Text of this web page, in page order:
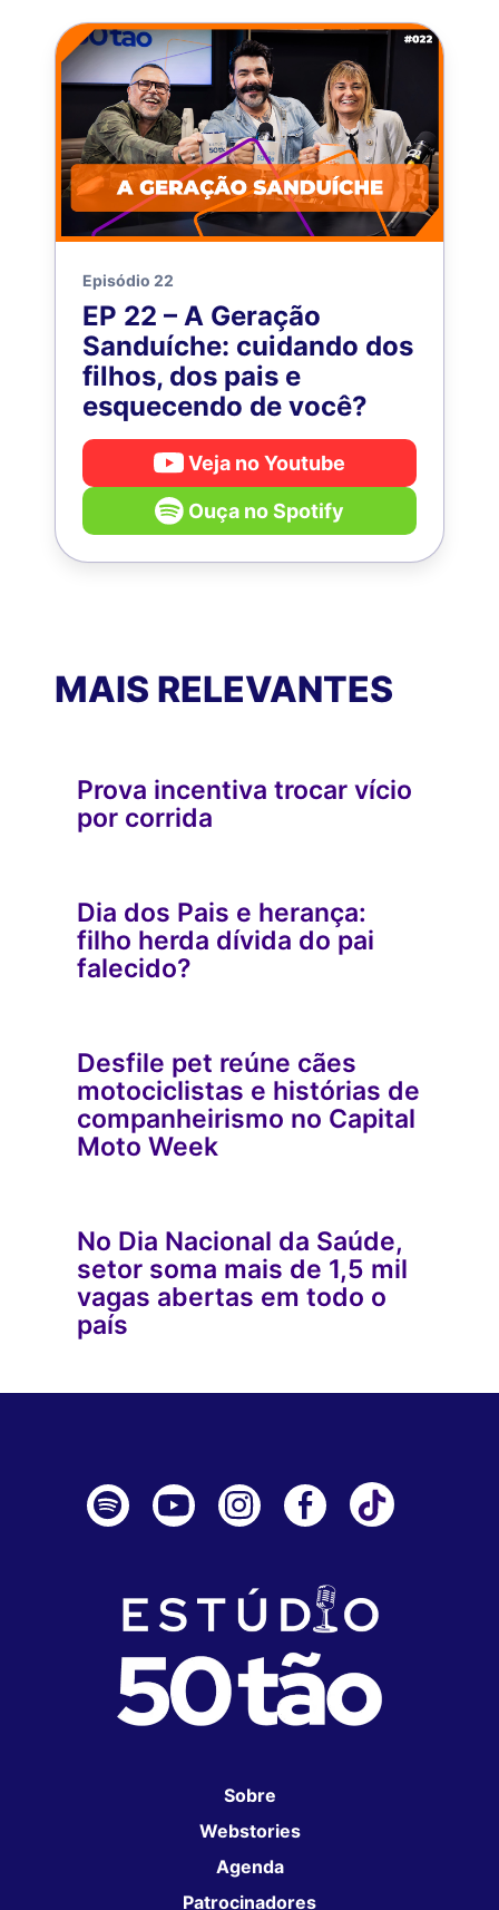
Episódio 22
EP 22 – A Geração
Sanduíche: cuidando dos
filhos, dos pais e
esquecendo de você?
Veja no Youtube
Ouça no Spotify
MAIS RELEVANTES
Prova incentiva trocar vício
por corrida
Dia dos Pais e herança:
filho herda dívida do pai
falecido?
Desfile pet reúne cães
motociclistas e histórias de
companheirismo no Capital
Moto Week
No Dia Nacional da Saúde,
setor soma mais de 1,5 mil
vagas abertas em todo o
país
Sobre
Webstories
Agenda
Patrocinadores